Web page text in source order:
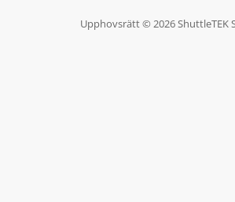
Upphovsrätt © 2026 ShuttleTEK